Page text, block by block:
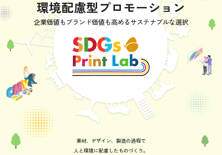
環境配慮型プロモーション
企業価値もブランド価値も高めるサステナブルな選択
素材、デザイン、製造の過程で
人と環境に配慮したものづくり。